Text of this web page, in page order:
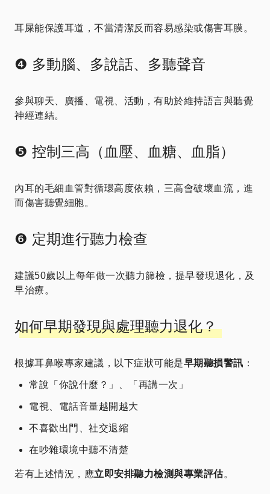
耳屎能保護耳道，不當清潔反而容易感染或傷害耳膜。
❹ 多動腦、多說話、多聽聲音
參與聊天、廣播、電視、活動，有助於維持語言與聽覺
神經連結。
❺ 控制三高（血壓、血糖、血脂）
內耳的毛細血管對循環高度依賴，三高會破壞血流，進
而傷害聽覺細胞。
❻ 定期進行聽力檢查
建議50歲以上每年做一次聽力篩檢，提早發現退化，及
早治療。
如何早期發現與處理聽力退化？
根據耳鼻喉專家建議，以下症狀可能是早期聽損警訊 ：
常說「你說什麼？」、「再講一次」
電視、電話音量越開越大
不喜歡出門、社交退縮
在吵雜環境中聽不清楚
若有上述情況，應立即安排聽力檢測與專業評估。